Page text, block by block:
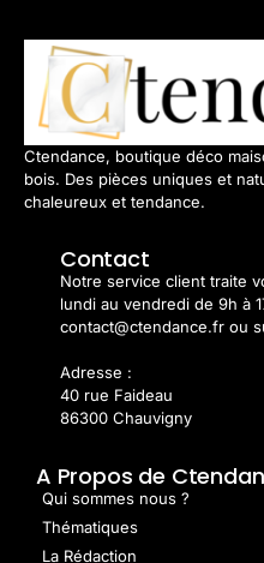
Ctendance, boutique déco
bois. Des pièces uniques et
chaleureux et tendance.
Contact
Notre service client traite
lundi au vendredi de 9h à
contact@ctendance.fr ou
Adresse :
40 rue Faideau
86300 Chauvigny
A Propos de
Qui sommes nous ?
Thématiques
La Rédaction